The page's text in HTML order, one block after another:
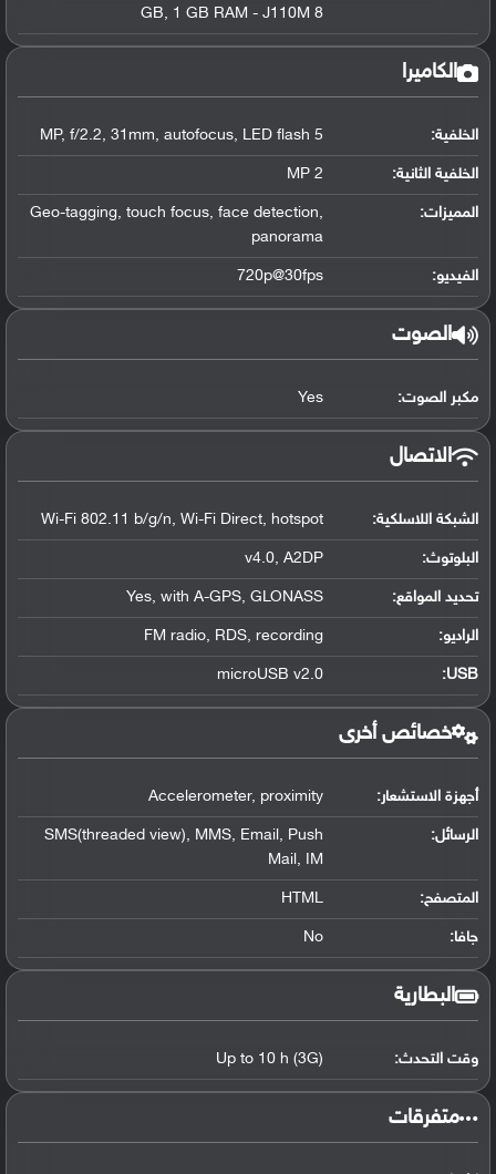
8 GB, 1 GB RAM - J110M
الكاميرا
الخلفية: 5 MP, f/2.2, 31mm, autofocus, LED flash
الخلفية الثانية: 2 MP
المميزات:
Geo-tagging, touch focus, face detection,
panorama
الفيديو: 720p@30fps
الصوت
مكبر الصوت: Yes
الاتصال
الشبكة اللاسلكية: Wi-Fi 802.11 b/g/n, Wi-Fi Direct, hotspot
البلوتوث:
v4.0, A2DP
تحديد المواقع:
Yes, with A-GPS, GLONASS
الراديو: FM radio, RDS, recording
USB
:
microUSB v2.0
خصائص أخرى
أجهزة الاستشعار: Accelerometer, proximity
الرسائل:
SMS(threaded view), MMS, Email, Push
Mail, IM
المتصفح: HTML
جافا: No
البطارية
وقت التحدث: Up to 10 h (3G)
‏متفرقات‏